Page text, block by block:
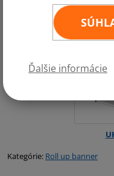
Ďalšie informácie
Kategórie: Roll up banner